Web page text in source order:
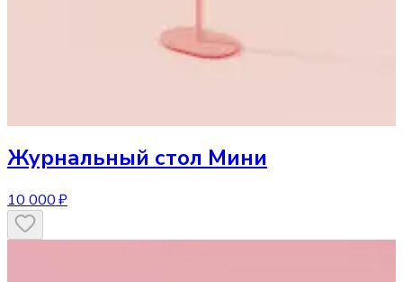
Журнальный стол Мини
10 000 ₽